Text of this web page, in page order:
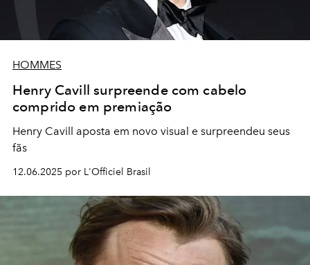
HOMMES
Henry Cavill surpreende com cabelo
comprido em premiação
Henry Cavill aposta em novo visual e surpreendeu seus
fãs
12.06.2025 por L'Officiel Brasil